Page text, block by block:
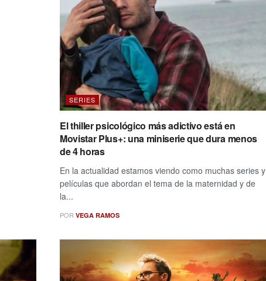
SERIES
El thiller psicológico más adictivo está en
Movistar Plus+: una miniserie que dura menos
de 4 horas
En la actualidad estamos viendo como muchas series y
películas que abordan el tema de la maternidad y de
la...
POR VEGA RAMOS